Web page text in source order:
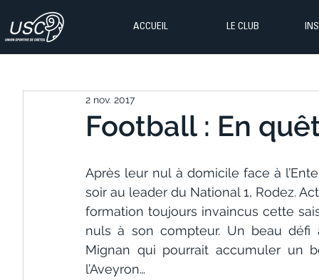
ACCUEIL LE CLUB
Football : En
2 nov. 2017
Après leur nul à domicile face à
soir au leader du National 1, Rodez.
formation toujours invaincus cette
nuls à son compteur. Un beau
Mignan qui pourrait accumuler un
l’Aveyron…